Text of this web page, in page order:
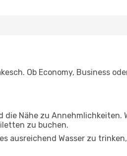
Ob Economy, Business
Nähe zu Annehmlichkeiten.
zu buchen.
ausreichend Wasser zu